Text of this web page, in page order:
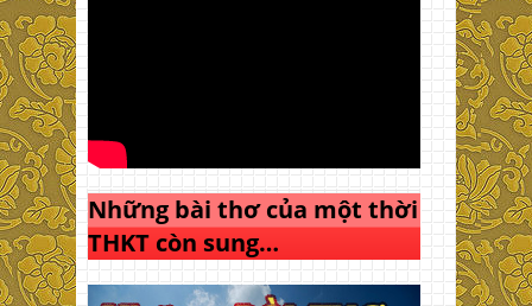
Những bài thơ của một thời
THKT còn sung…